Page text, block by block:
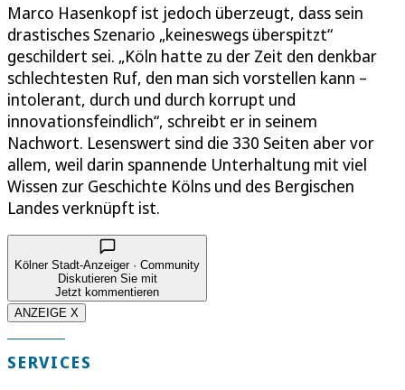
Marco Hasenkopf ist jedoch überzeugt, dass sein
drastisches Szenario „keineswegs überspitzt“
geschildert sei. „Köln hatte zu der Zeit den denkbar
schlechtesten Ruf, den man sich vorstellen kann –
intolerant, durch und durch korrupt und
innovationsfeindlich“, schreibt er in seinem
Nachwort. Lesenswert sind die 330 Seiten aber vor
allem, weil darin spannende Unterhaltung mit viel
Wissen zur Geschichte Kölns und des Bergischen
Landes verknüpft ist.
Kölner Stadt-Anzeiger · Community
Diskutieren Sie mit
Jetzt kommentieren
ANZEIGE X
SERVICES